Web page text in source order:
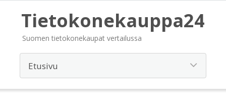
Tietokonekauppa24
Suomen tietokonekaupat vertailussa